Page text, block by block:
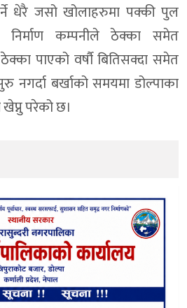
धेरै जसो खोलाहरुमा पक्की पुल
निर्माण कम्पनीले ठेक्का समेत
पाएको वर्षौ बितिसक्दा समेत
नगर्दा बर्खाको समयमा डोल्पाका
परेको छ।